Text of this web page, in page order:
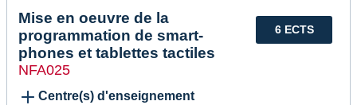
6 ECTS
Mise en oeuvre de la
programmation de smart-
phones et tablettes tactiles
NFA025
Centre(s) d'enseignement